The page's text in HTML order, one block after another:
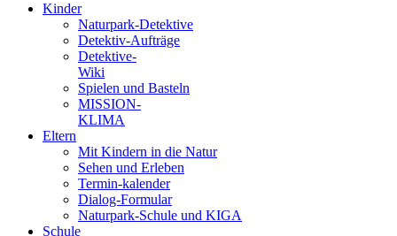
Kinder
Naturpark-Detektive
Detektiv-Aufträge
Detektive-
Wiki
Spielen und Basteln
MISSION-
KLIMA
Eltern
Mit Kindern in die Natur
Sehen und Erleben
Termin-kalender
Dialog-Formular
Naturpark-Schule und KIGA
Schule